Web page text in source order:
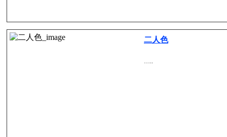
二人色
…..